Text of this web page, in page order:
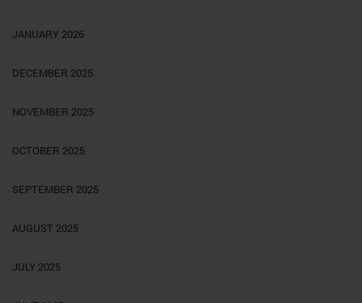
JANUARY 2026
DECEMBER 2025
NOVEMBER 2025
OCTOBER 2025
SEPTEMBER 2025
AUGUST 2025
JULY 2025